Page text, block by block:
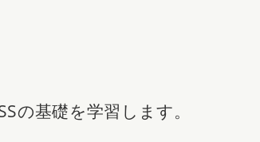
の基礎を学習します。